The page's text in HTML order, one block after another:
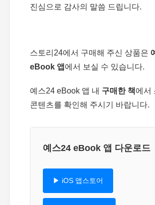
진심으로 감사의 말씀 드립니다.
스토리24에서 구매해 주신 상품은
eBook 앱 에서 보실 수 있습니다.
예스24 eBook 앱 내 구매한 책에서
콘텐츠를 확인해 주시기 바랍니다.
예스24 eBook 앱 다운로드
▶ iOS 앱스토어